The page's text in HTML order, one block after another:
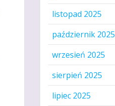
listopad 2025
październik 2025
wrzesień 2025
sierpień 2025
lipiec 2025